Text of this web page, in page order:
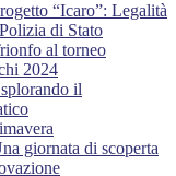
“Icaro”: Legalità
di Stato
al torneo
2024
il
giornata di scoperta